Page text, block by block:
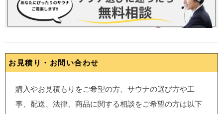
お見積り・お問い合わせ
購入やお見積もりをご希望の方、サウナの選び方や工
事、配送、法律、商品に関する相談をご希望の方は以下